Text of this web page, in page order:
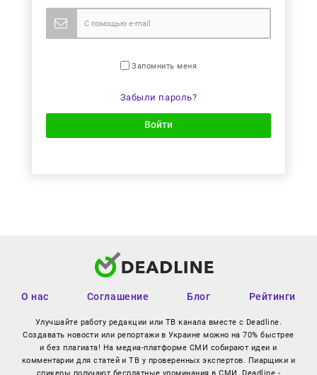
Запомнить меня
Забыли пароль?
Войти
О нас Соглашение Блог Рейтинги
Улучшайте работу редакции или ТВ канала вместе с Deadline.
Создавать новости или репортажи в Украине можно на 70% быстрее
и без плагиата! На медиа-платформе СМИ собирают идеи и
комментарии для статей и ТВ у проверенных экспертов. Пиарщики и